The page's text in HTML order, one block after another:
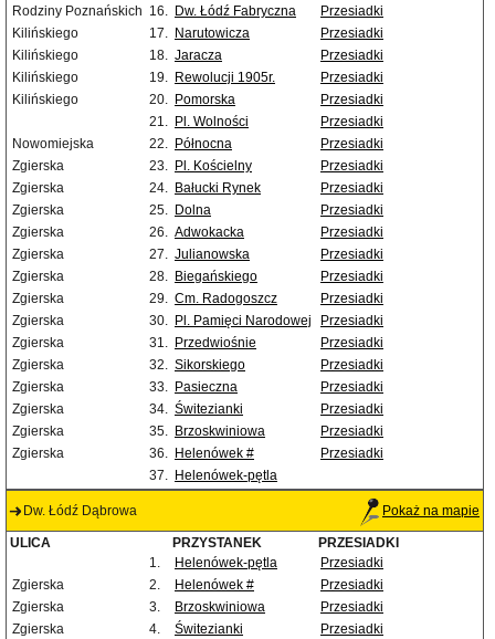
Rodziny Poznańskich 16. Dw. Łódź Fabryczna
Przesiadki
Kilińskiego
17. Narutowicza
Przesiadki
Kilińskiego
18. Jaracza
Przesiadki
Kilińskiego
19. Rewolucji 1905r.
Przesiadki
Kilińskiego
20. Pomorska
Przesiadki
21. Pl. Wolności
Przesiadki
Nowomiejska
22. Północna
Przesiadki
Zgierska
23. Pl. Kościelny
Przesiadki
Zgierska
24. Bałucki Rynek
Przesiadki
Zgierska
25. Dolna
Przesiadki
Zgierska
26. Adwokacka
Przesiadki
Zgierska
27. Julianowska
Przesiadki
Zgierska
28. Biegańskiego
Przesiadki
Zgierska
29. Cm. Radogoszcz
Przesiadki
Zgierska
30. Pl. Pamięci Narodowej
Przesiadki
Zgierska
31. Przedwiośnie
Przesiadki
Zgierska
32. Sikorskiego
Przesiadki
Zgierska
33. Pasieczna
Przesiadki
Zgierska
34. Świtezianki
Przesiadki
Zgierska
35. Brzoskwiniowa
Przesiadki
Zgierska
36. Helenówek #
Przesiadki
37. Helenówek-pętla
Dw. Łódź Dąbrowa Pokaż na mapie
ULICA PRZYSTANEK
PRZESIADKI
1.
Helenówek-pętla
Przesiadki
Zgierska
2. Helenówek #
Przesiadki
Zgierska
3. Brzoskwiniowa
Przesiadki
Zgierska
4. Świtezianki
Przesiadki